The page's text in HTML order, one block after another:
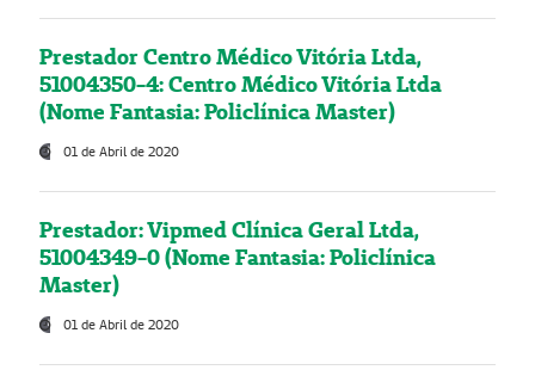
Prestador Centro Médico Vitória Ltda,
51004350-4: Centro Médico Vitória Ltda
(Nome Fantasia: Policlínica Master)
01 de Abril de 2020
Prestador: Vipmed Clínica Geral Ltda,
51004349-0 (Nome Fantasia: Policlínica
Master)
01 de Abril de 2020